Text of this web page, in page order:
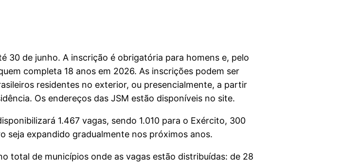
30 de junho. A inscrição é obrigatória para homens e, pelo
completa 18 anos em 2026. As inscrições podem ser
residentes no exterior, ou presencialmente, a partir
Os endereços das JSM estão disponíveis no site.
1.467 vagas, sendo 1.010 para o Exército, 300
seja expandido gradualmente nos próximos anos.
total de municípios onde as vagas estão distribuídas: de 28